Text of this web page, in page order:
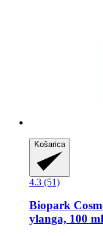
Košarica
4.3 (51)
Biopark
ylanga, 100 ml